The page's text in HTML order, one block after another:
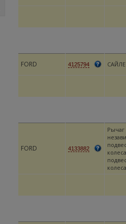
FORD 4125794
FORD 4133882
Рычаг
колеса